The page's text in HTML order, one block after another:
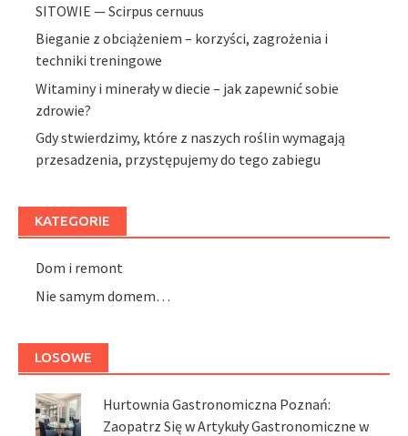
SITOWIE — Scirpus cernuus
Bieganie z obciążeniem – korzyści, zagrożenia i
techniki treningowe
Witaminy i minerały w diecie – jak zapewnić sobie
zdrowie?
Gdy stwierdzimy, które z naszych roślin wymagają
przesadzenia, przystępujemy do tego zabiegu
KATEGORIE
Dom i remont
Nie samym domem…
LOSOWE
Hurtownia Gastronomiczna Poznań:
Zaopatrz Się w Artykuły Gastronomiczne w